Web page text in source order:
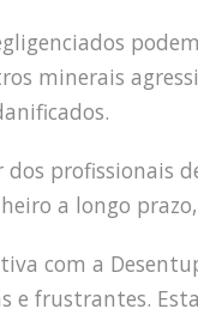
minerais
profissionais
a longo
com a
e frustrantes.